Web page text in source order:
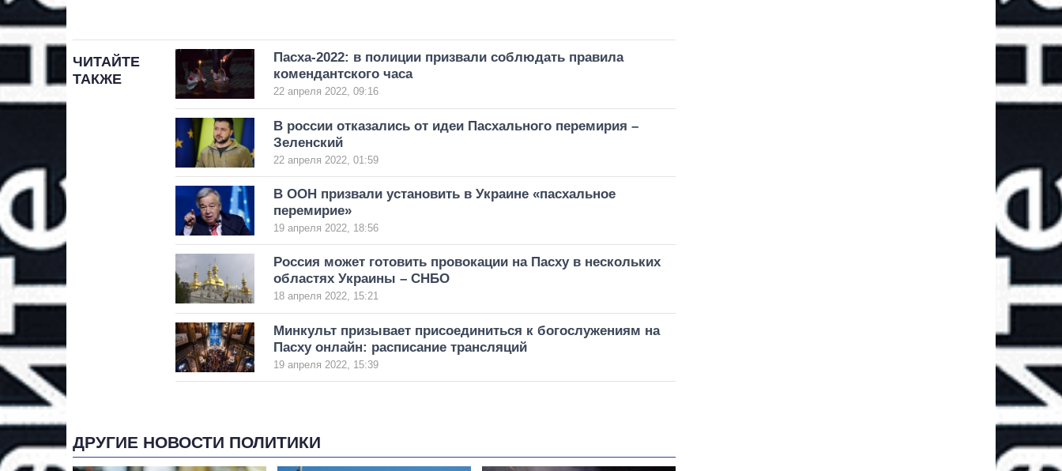
ЧИТАЙТЕ
ТАКЖЕ
Пасха-2022: в полиции призвали соблюдать правила
комендантского часа
22 апреля 2022, 09:16
В россии отказались от идеи Пасхального перемирия –
Зеленский
22 апреля 2022, 01:59
В ООН призвали установить в Украине «пасхальное
перемирие»
19 апреля 2022, 18:56
Россия может готовить провокации на Пасху в нескольких
областях Украины – СНБО
18 апреля 2022, 15:21
Минкульт призывает присоединиться к богослужениям на
Пасху онлайн: расписание трансляций
19 апреля 2022, 15:39
ДРУГИЕ НОВОСТИ ПОЛИТИКИ